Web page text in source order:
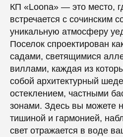
КП «Loona» — это место,
встречается с сочинским
уникальную атмосферу
Поселок спроектирован
садами, светящимися
виллами, каждая из
собой архитектурный
остеклением, частными
зонами. Здесь вы можете
тишиной и гармонией,
свет отражается в воде